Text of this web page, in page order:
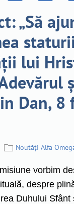
„Să
lui
Dan, 8
Noutăți Alfa
vorbim
despre
Duhului Sfânt